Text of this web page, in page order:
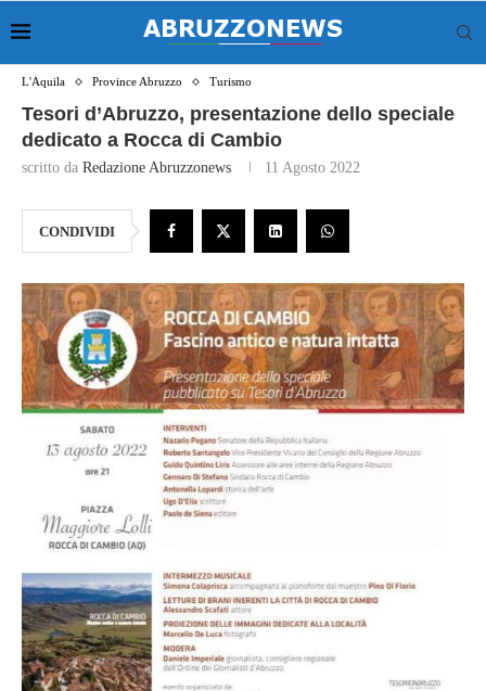
L'Aquila Province Abruzzo Turismo
Tesori d’Abruzzo, presentazione dello speciale
dedicato a Rocca di Cambio
scritto da Redazione Abruzzonews 11 Agosto 2022
CONDIVIDI